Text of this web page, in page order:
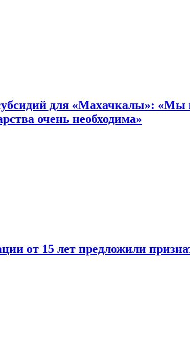
для «Махачкалы»: «Мы
очень необходима»
от 15 лет предложили